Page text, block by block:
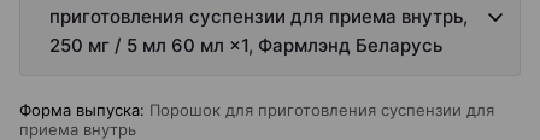
приготовления суспензии для приема внутрь,
250 мг / 5 мл 60 мл ×1, Фармлэнд Беларусь
Форма выпуска: Порошок для приготовления суспензии для
приема внутрь